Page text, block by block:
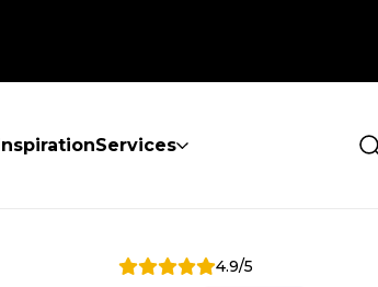
Services
4.9/5